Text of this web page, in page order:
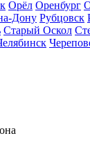
Орёл Оренбург
Дону Рубцовск
Старый Оскол